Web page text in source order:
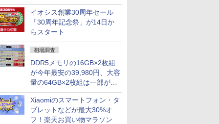
落し「Ryzen 7 7800X3D」
との価格逆転解消 [8月前半の
CPU価格]
イオシス創業30周年セール
「30周年記念祭」が14日か
らスタート
相場調査
DDR5メモリの16GB×2枚組
が今年最安の39,980円、大容
量の64GB×2枚組は一部が続
騰 [8月前半のメモリ価格]
Xiaomiのスマートフォン・タ
ブレットなどが最大30%オ
フ！楽天お買い物マラソン